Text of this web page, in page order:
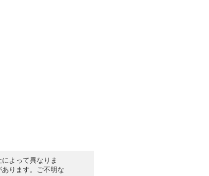
よって異なりま
ります。ご不明な